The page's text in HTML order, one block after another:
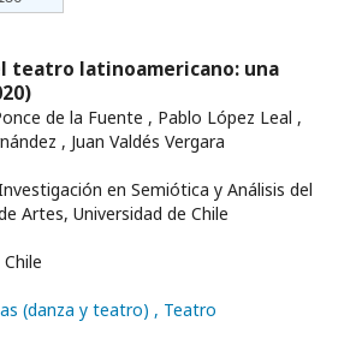
teatro latinoamericano: una
de la Fuente , Pablo López Leal ,
, Juan Valdés Vergara
en Semiótica y Análisis del
Artes, Universidad de Chile
Chile
(danza y teatro) , Teatro